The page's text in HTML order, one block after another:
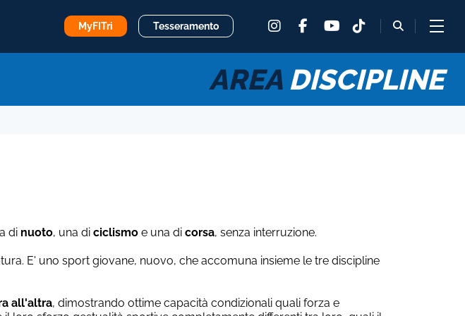
MyFITri Tesseramento instagram
facebooktiktok
glass
AREA DISCIPLINE
di nuoto, una di ciclismo e una di corsa, senza interruzione.
E' uno sport giovane, nuovo, che accomuna insieme le tre discipline
all'altra, dimostrando ottime capacità condizionali quali forza e